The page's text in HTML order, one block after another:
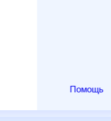
Помощь